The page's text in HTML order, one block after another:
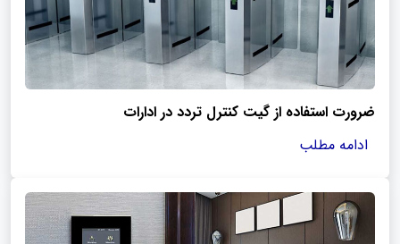
ضرورت استفاده از گیت کنترل تردد در ادارات
ادامه مطلب